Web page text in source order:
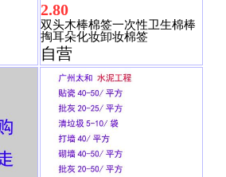
2.80
双头木棒棉签一次性卫生棉棒
掏耳朵化妆卸妆棉签
自营